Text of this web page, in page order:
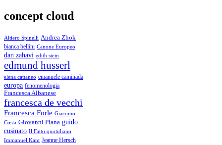
concept cloud
Altiero Spinelli Andrea Zhok
bianca bellini Canone Europeo
dan zahavi edith stein
edmund husserl
elena cattaneo emanuele caminada
europa fenomenologia
Francesca Albanese
francesca de vecchi
Francesca Forle Giacomo
Costa Giovanni Piana guido
cusinato Il Fatto quotidiano
Immanuel Kant Jeanne Hersch